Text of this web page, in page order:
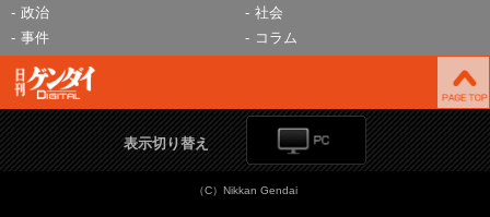
政治
社会
事件
コラム
表示切り替え
（C）Nikkan Gendai